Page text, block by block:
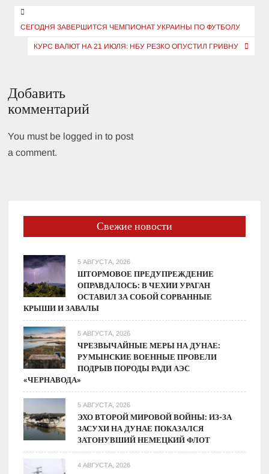
Навигация
по
записям
СЕГОДНЯ ЗАВЕРШИТСЯ ЧЕМПИОНАТ УКРАИНЫ ПО ФУТБОЛУ
КУРС ВАЛЮТ НА 21 ИЮЛЯ: НБУ РЕЗКО ОПУСТИЛ ГРИВНУ
Добавить
комментарий
You must be logged in to post
a comment.
Свежие новости
5 АВГУСТА, 2026
ШТОРМОВОЕ ПРЕДУПРЕЖДЕНИЕ
ОПРАВДАЛОСЬ: В ЧЕХИИ УРАГАН
ОСТАВИЛ ЗА СОБОЙ СОРВАННЫЕ
КРЫШИ И ЗАВАЛЫ
5 АВГУСТА, 2026
ЧРЕЗВЫЧАЙНЫЕ МЕРЫ НА ДУНАЕ:
РУМЫНСКИЕ ВОЕННЫЕ ПРОВЕЛИ
ПОДРЫВ ПОРОДЫ РАДИ АЭС
«ЧЕРНАВОДА»
5 АВГУСТА, 2026
ЭХО ВТОРОЙ МИРОВОЙ ВОЙНЫ: ИЗ-ЗА
ЗАСУХИ НА ДУНАЕ ПОКАЗАЛСЯ
ЗАТОНУВШИЙ НЕМЕЦКИЙ ФЛОТ
4 АВГУСТА, 2026